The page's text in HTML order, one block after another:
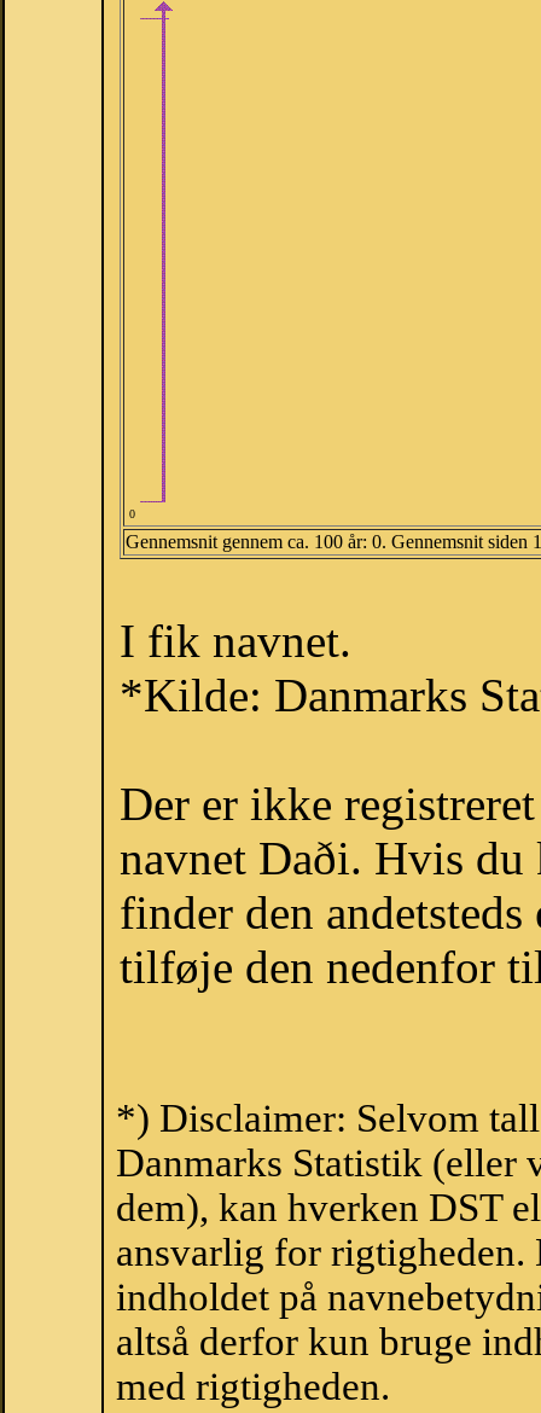
0
Gennemsnit gennem ca. 100 år: 0. Gennemsnit siden
I fik navnet.
*Kilde: Danmarks
Der er ikke
navnet Daði. Hvis du
finder den
tilføje den nedenfor
*) Disclaimer: Selvom
Danmarks Statistik (eller
dem), kan hverken DST
ansvarlig for
indholdet på
altså derfor kun bruge
med rigtigheden.